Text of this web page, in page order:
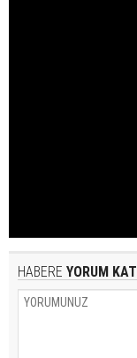
HABERE YORUM KAT